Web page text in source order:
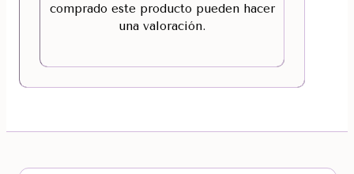
comprado este producto pueden hacer
una valoración.